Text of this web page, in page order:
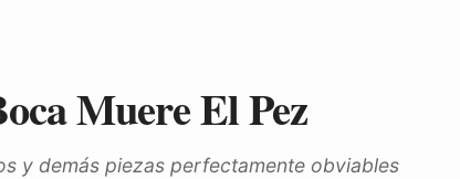
Muere El Pez
y demás piezas perfectamente obviables